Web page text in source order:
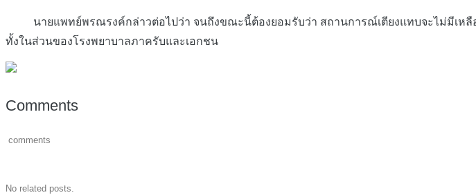
นายแพทย์พรณรงค์กล่าวต่อไปว่า จนถึงขณะนี้ต้องยอมรับว่า สถานการณ์เตียงแทบจะไม่มีเหลือร
ทั้งในส่วนของโรงพยาบาลภาครับและเอกชน
Comments
comments
No related posts.